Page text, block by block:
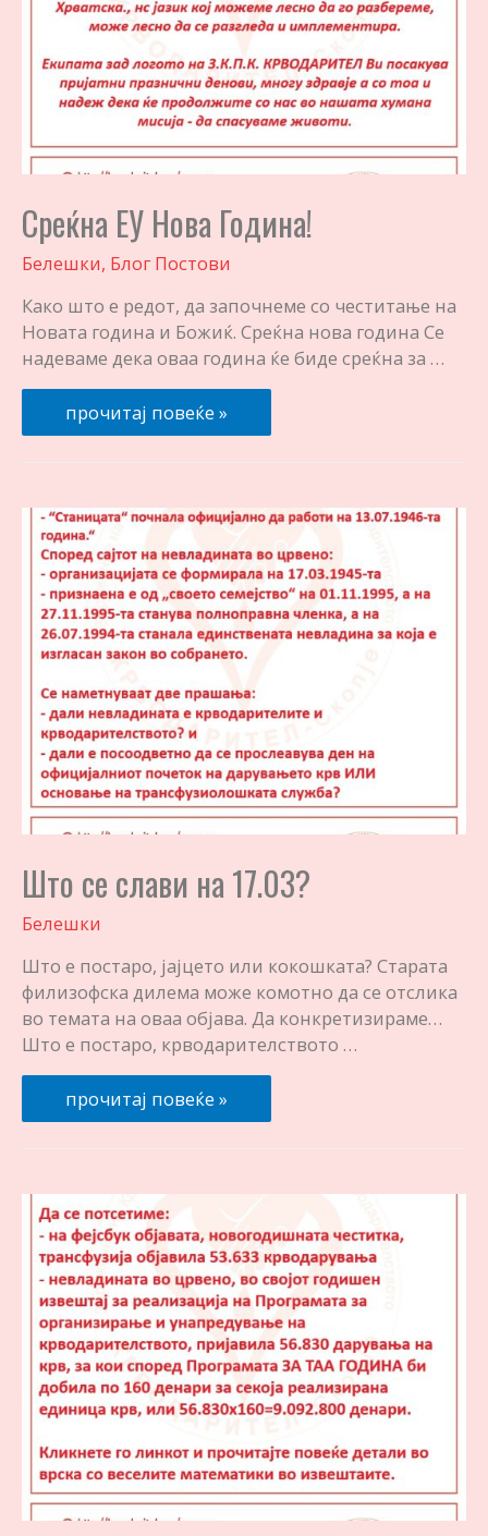
Среќна ЕУ Нова Година!
Белешки, Блог Постови
Како што е редот, да започнеме со честитање на
Новата година и Божиќ. Среќна нова година Се
надеваме дека оваа година ќе биде среќна за …
Среќна
ЕУ
Нова
прочитај повеќе »
Што се слави на 17.03?
Белешки
Што е постаро, јајцето или кокошката? Старата
филизофска дилема може комотно да се отслика
во темата на оваа објава. Да конкретизираме…
Што е постаро, крводарителството …
Што
се
слави
прочитај повеќе »